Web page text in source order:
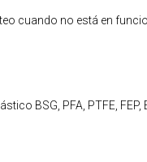
cuando no está en
BSG, PFA, PTFE, FEP,